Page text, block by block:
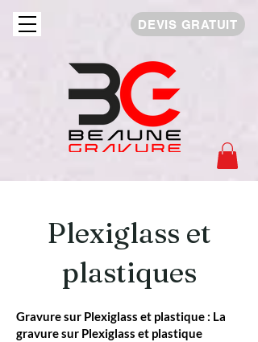
DEVIS GRATUIT
Plexiglass et
plastiques
Gravure sur Plexiglass et plastique : La
gravure sur Plexiglass et plastique